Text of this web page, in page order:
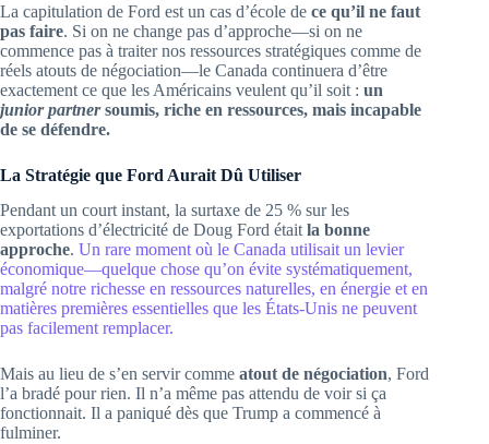
La capitulation de Ford est un cas d’école de ce qu’il ne faut
pas faire. Si on ne change pas d’approche—si on ne
commence pas à traiter nos ressources stratégiques comme de
réels atouts de négociation—le Canada continuera d’être
exactement ce que les Américains veulent qu’il soit : un
junior partnersoumis, riche en ressources, mais incapable
de se défendre.
La Stratégie que Ford Aurait Dû Utiliser
Pendant un court instant, la surtaxe de 25 % sur les
exportations d’électricité de Doug Ford était la bonne
approche. Un rare moment où le Canada utilisait un levier
économique—quelque chose qu’on évite systématiquement,
malgré notre richesse en ressources naturelles, en énergie et en
matières premières essentielles que les États-Unis ne peuvent
pas facilement remplacer.
Mais au lieu de s’en servir comme atout de négociation, Ford
l’a bradé pour rien. Il n’a même pas attendu de voir si ça
fonctionnait. Il a paniqué dès que Trump a commencé à
fulminer.